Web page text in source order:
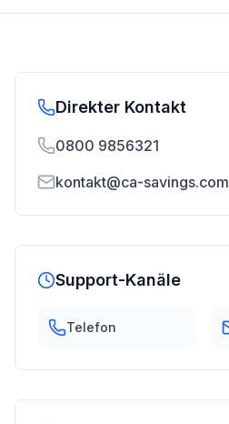
Direkter Kontakt
0800 9856321
kontakt@ca-savings.com
Support-Kanäle
Telefon